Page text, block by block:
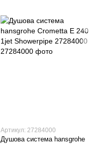
Артикул: 27284000
Душова система hansgrohe